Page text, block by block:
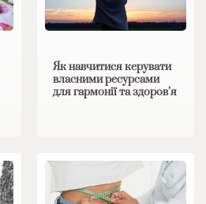
Як навчитися керувати
власними ресурсами
для гармонії та здоров’я